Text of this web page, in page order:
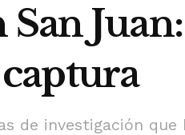
de investigación